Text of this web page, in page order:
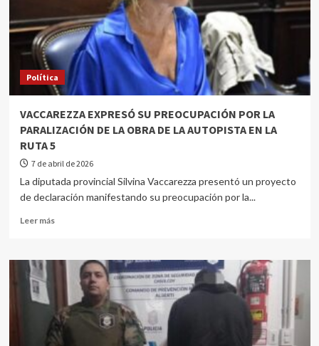
Política
VACCAREZZA EXPRESÓ SU PREOCUPACIÓN POR LA
PARALIZACIÓN DE LA OBRA DE LA AUTOPISTA EN LA
RUTA 5
7 de abril de 2026
La diputada provincial Silvina Vaccarezza presentó un proyecto
de declaración manifestando su preocupación por la...
Leer más